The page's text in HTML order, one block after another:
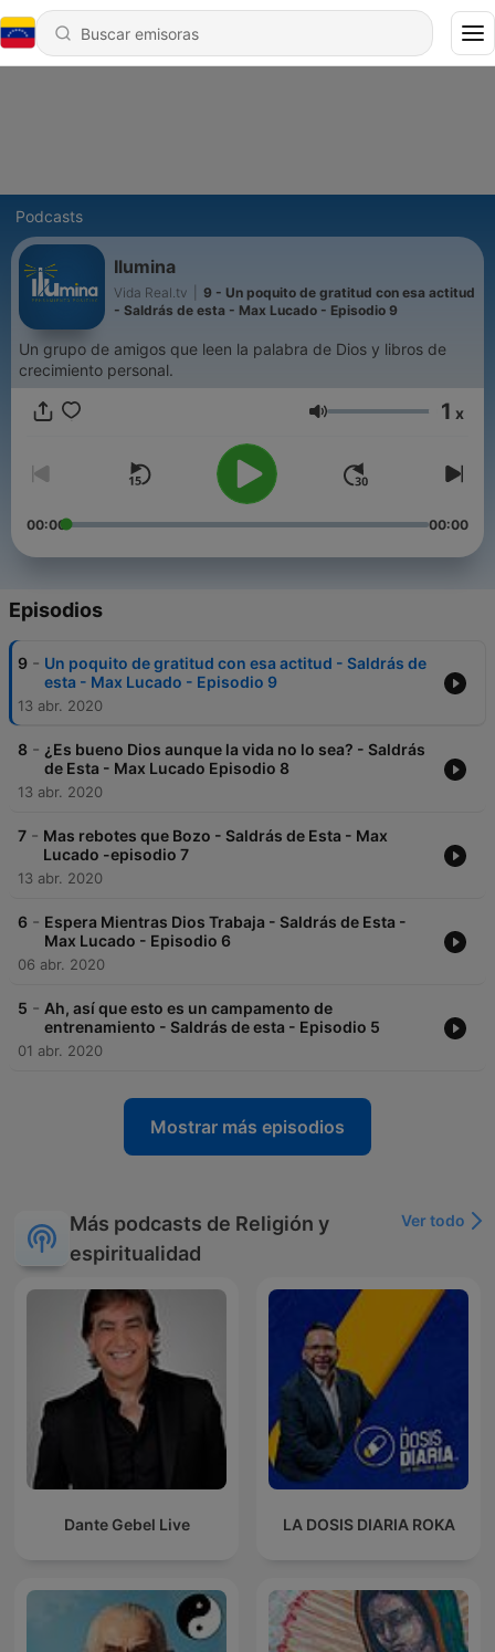
Podcasts
Ilumina
Vida Real.tv
9 - Un poquito de gratitud con esa actitud
- Saldrás de esta - Max Lucado - Episodio 9
Un grupo de amigos que leen la palabra de Dios y libros de
crecimiento personal.
Volumen 1 x
00:00 00:00
Episodios
9 - Un poquito de gratitud con esa actitud - Saldrás de
esta - Max Lucado - Episodio 9
13 abr. 2020
8 - ¿Es bueno Dios aunque la vida no lo sea? - Saldrás
de Esta - Max Lucado Episodio 8
13 abr. 2020
7 - Mas rebotes que Bozo - Saldrás de Esta - Max
Lucado -episodio 7
13 abr. 2020
6 - Espera Mientras Dios Trabaja - Saldrás de Esta -
Max Lucado - Episodio 6
06 abr. 2020
5 - Ah, así que esto es un campamento de
entrenamiento - Saldrás de esta - Episodio 5
01 abr. 2020
Mostrar más episodios
Más podcasts de Religión y
espiritualidad
Ver todo
Dante Gebel Live LA DOSIS DIARIA ROKA